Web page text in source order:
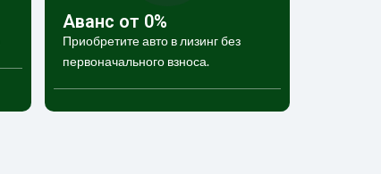
Аванс от 0%
Приобретите авто в лизинг без
первоначального взноса.